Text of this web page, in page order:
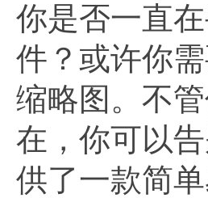
你是否一直
件？或许你
缩略图。不
在，你可以
供了一款简